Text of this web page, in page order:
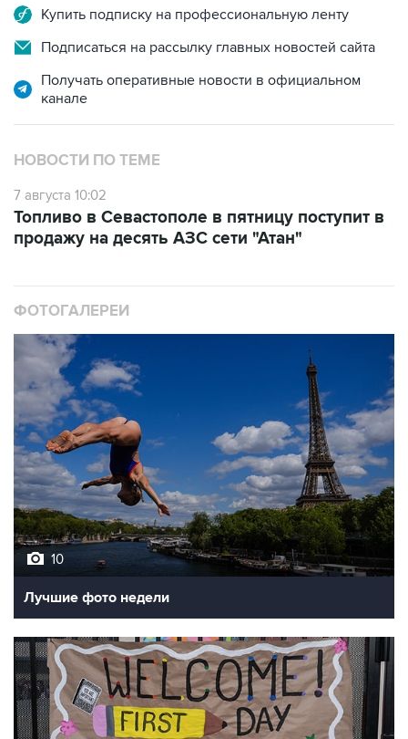
Купить подписку на профессиональную ленту
Подписаться на рассылку главных новостей сайта
Получать оперативные новости в официальном
канале
НОВОСТИ ПО ТЕМЕ
7 августа 10:02
Топливо в Севастополе в пятницу поступит в
продажу на десять АЗС сети "Атан"
ФОТОГАЛЕРЕИ
10
Лучшие фото недели